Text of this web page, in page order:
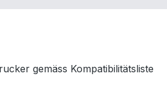
gemäss Kompatibilitätsliste